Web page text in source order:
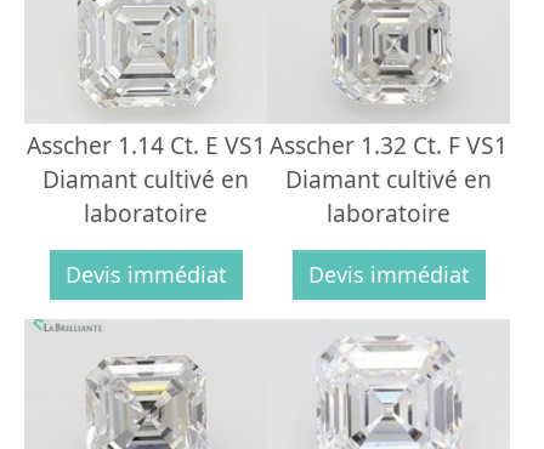
Asscher 1.14 Ct. E VS1
Diamant cultivé en
laboratoire
Devis immédiat
Asscher 1.32 Ct. F VS1
Diamant cultivé en
laboratoire
Devis immédiat